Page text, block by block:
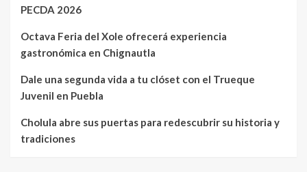
PECDA 2026
Octava Feria del Xole ofrecerá experiencia
gastronómica en Chignautla
Dale una segunda vida a tu clóset con el Trueque
Juvenil en Puebla
Cholula abre sus puertas para redescubrir su historia y
tradiciones